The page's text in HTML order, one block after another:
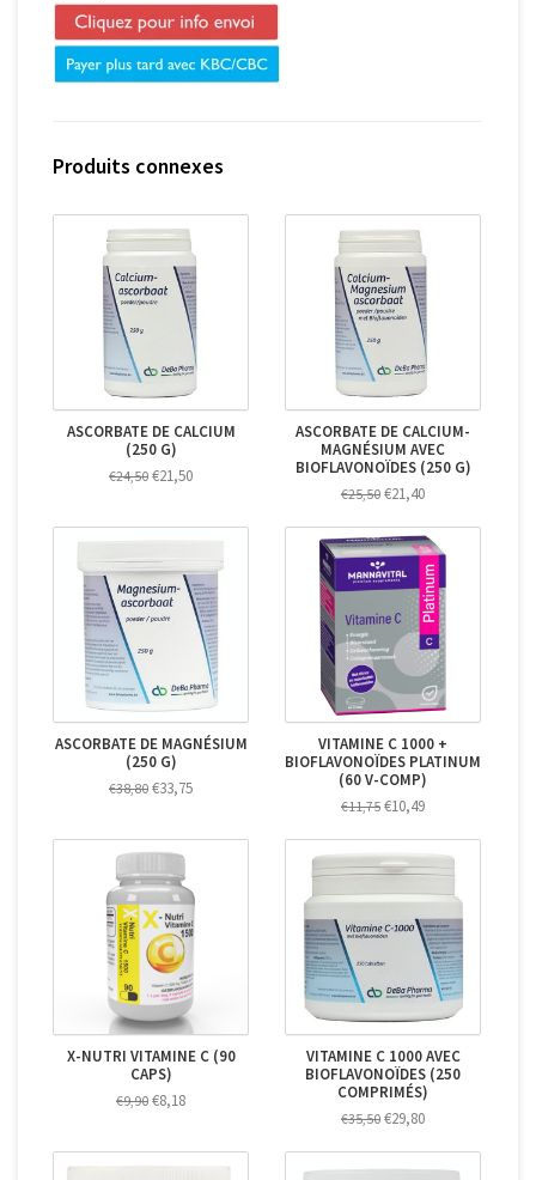
Produits connexes
ASCORBATE DE CALCIUM
(250 G)
€24,50 €21,50
ASCORBATE DE CALCIUM-
MAGNÉSIUM AVEC
BIOFLAVONOÏDES (250 G)
€25,50 €21,40
ASCORBATE DE MAGNÉSIUM
(250 G)
€38,80 €33,75
VITAMINE C 1000 +
BIOFLAVONOÏDES PLATINUM
(60 V-COMP)
€11,75 €10,49
X-NUTRI VITAMINE C (90
CAPS)
€9,90 €8,18
VITAMINE C 1000 AVEC
BIOFLAVONOÏDES (250
COMPRIMÉS)
€35,50 €29,80